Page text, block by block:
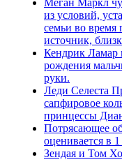
Меган Маркл
из условий,
семьи во
источник,
Кендрик Ламар
рождения
руки.
Леди Селеста
сапфировое
принцессы
Потрясающее
оценивается в
Зендая и Том